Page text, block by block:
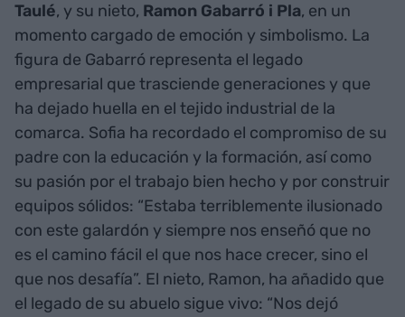
Taulé, y su nieto, Ramon Gabarró i Pla, en un
momento cargado de emoción y simbolismo. La
figura de Gabarró representa el legado
empresarial que trasciende generaciones y que
ha dejado huella en el tejido industrial de la
comarca. Sofia ha recordado el compromiso de su
padre con la educación y la formación, así como
su pasión por el trabajo bien hecho y por construir
equipos sólidos: “Estaba terriblemente ilusionado
con este galardón y siempre nos enseñó que no
es el camino fácil el que nos hace crecer, sino el
que nos desafía”. El nieto, Ramon, ha añadido que
el legado de su abuelo sigue vivo: “Nos dejó